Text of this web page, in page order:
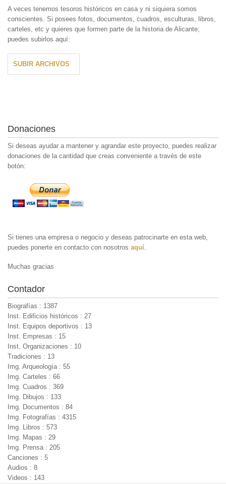
A veces tenemos tesoros históricos en casa y ni siquiera somos
conscientes. Si posees fotos, documentos, cuadros, esculturas, libros,
carteles, etc y quieres que formen parte de la historia de Alicante;
puedes subirlos aquí:
SUBIR ARCHIVOS
Donaciones
Si deseas ayudar a mantener y agrandar este proyecto, puedes realizar
donaciones de la cantidad que creas conveniente a través de este
botón:
Si tienes una empresa o negocio y deseas patrocinarte en esta web,
puedes ponerte en contacto con nosotros aquí
Muchas gracias
Contador
Biografías : 1387
Inst. Edificios históricos : 27
Inst. Equipos deportivos : 13
Inst. Empresas : 15
Inst. Organizaciones : 10
Tradiciones : 13
Img. Arqueología : 55
Img. Carteles : 66
Img. Cuadros : 369
Img. Dibujos : 133
Img. Documentos : 84
Img. Fotografías : 4315
Img. Libros : 573
Img. Mapas : 29
Img. Prensa : 205
Canciones : 5
Audios : 8
Videos : 143